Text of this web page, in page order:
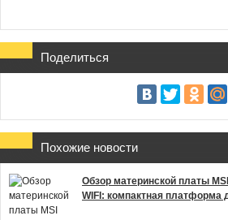
Поделиться
Похожие новости
Обзор материнской платы
WIFI: компактная платформа